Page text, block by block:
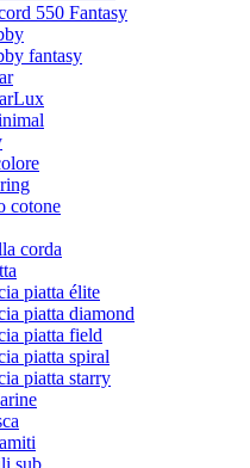
550 Fantasy
fantasy
cotone
corda
piatta élite
piatta diamond
piatta field
piatta spiral
piatta starry
sub